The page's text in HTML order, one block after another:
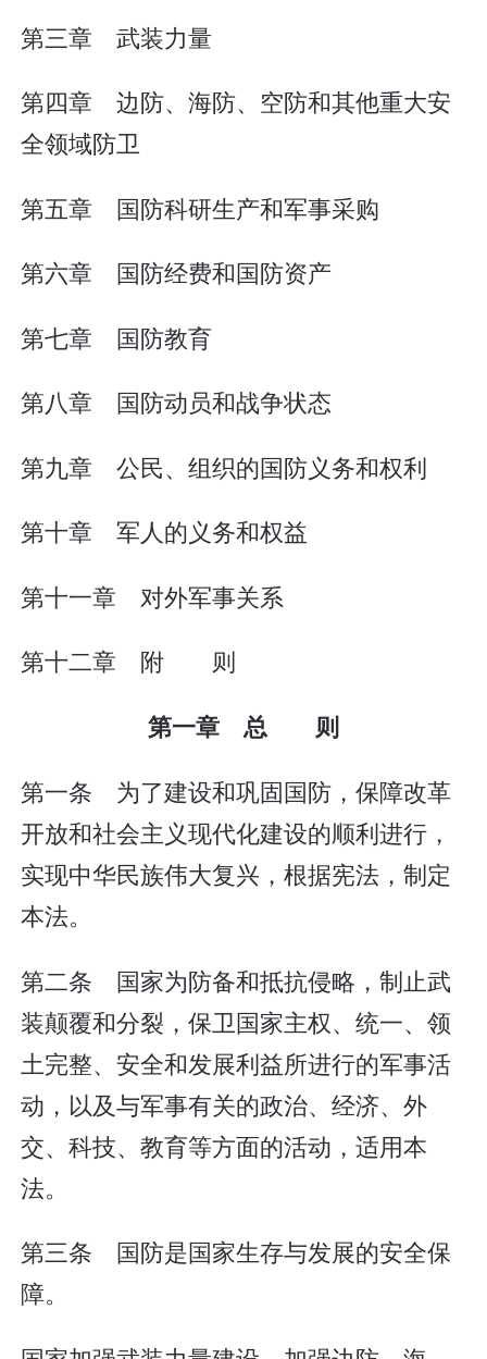
第三章 武装力量
第四章 边防、海防、空防和其他重大安
全领域防卫
第五章 国防科研生产和军事采购
第六章 国防经费和国防资产
第七章 国防教育
第八章 国防动员和战争状态
第九章 公民、组织的国防义务和权利
第十章 军人的义务和权益
第十一章 对外军事关系
第十二章 附 则
第一章 总 则
第一条 为了建设和巩固国防，保障改革
开放和社会主义现代化建设的顺利进行，
实现中华民族伟大复兴，根据宪法，制定
本法。
第二条 国家为防备和抵抗侵略，制止武
装颠覆和分裂，保卫国家主权、统一、领
土完整、安全和发展利益所进行的军事活
动，以及与军事有关的政治、经济、外
交、科技、教育等方面的活动，适用本
法。
第三条 国防是国家生存与发展的安全保
障。